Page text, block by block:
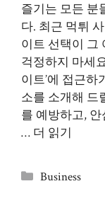
즐기는 모든 분
다. 최근 먹튀
이트 선택이 그
걱정하지 마세
이트’에 접근하
소를 소개해 드
를 예방하고,
… 더 읽기
카
Business